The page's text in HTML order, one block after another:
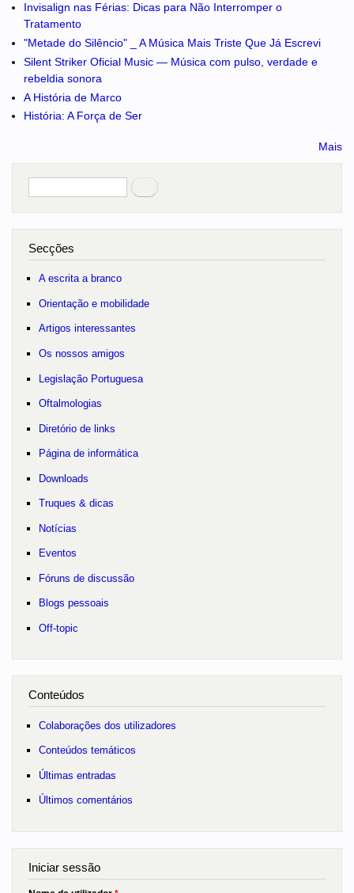
Invisalign nas Férias: Dicas para Não Interromper o
Tratamento
"Metade do Silêncio" _ A Música Mais Triste Que Já Escrevi
Silent Striker Oficial Music — Música com pulso, verdade e
rebeldia sonora
A História de Marco
História: A Força de Ser
Mais
Pesquisar
Secções
A escrita a branco
Orientação e mobilidade
Artigos interessantes
Os nossos amigos
Legislação Portuguesa
Oftalmologias
Diretório de links
Página de informática
Downloads
Truques & dicas
Notícias
Eventos
Fóruns de discussão
Blogs pessoais
Off-topic
Conteúdos
Colaborações dos utilizadores
Conteúdos temáticos
Últimas entradas
Últimos comentários
Iniciar sessão